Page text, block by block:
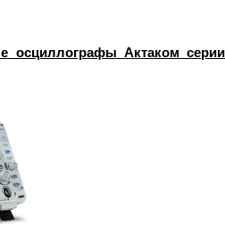
осциллографы Актаком серии